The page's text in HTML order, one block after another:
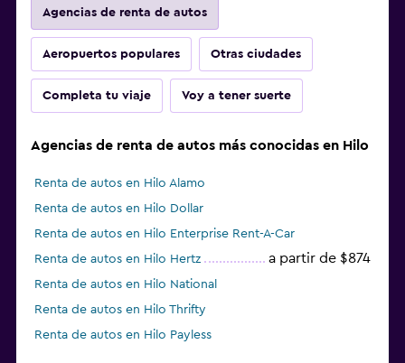
Agencias de renta de autos
Aeropuertos populares Otras ciudades
Completa tu viaje Voy a tener suerte
Agencias de renta de autos más conocidas en Hilo
Renta de autos en Hilo Alamo
Renta de autos en Hilo Dollar
Renta de autos en Hilo Enterprise Rent-A-Car
Renta de autos en Hilo Hertz
a partir de $874
Renta de autos en Hilo National
Renta de autos en Hilo Thrifty
Renta de autos en Hilo Payless